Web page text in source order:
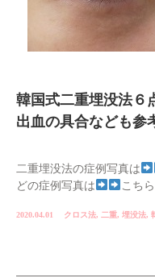
韓国式二重埋没法
出血の具合なども参
二重埋没法の症例写真は
どの症例写真は
こち
2020.04.01 クロス法, 二重, 埋没法,